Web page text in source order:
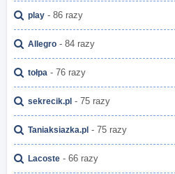
play - 86 razy
Allegro - 84 razy
tołpa - 76 razy
sekrecik.pl - 75 razy
Taniaksiazka.pl - 75 razy
Lacoste - 66 razy